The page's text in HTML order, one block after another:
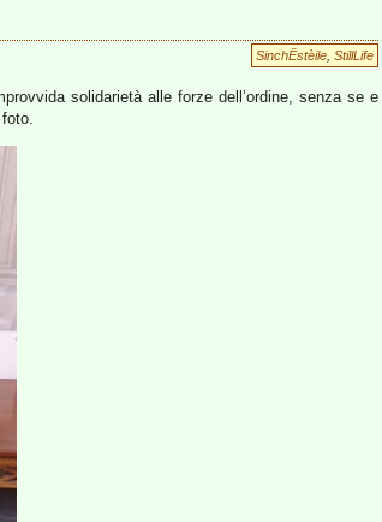
SinchËstèile StillLife
solidarietà alle forze dell’ordine, senza se e